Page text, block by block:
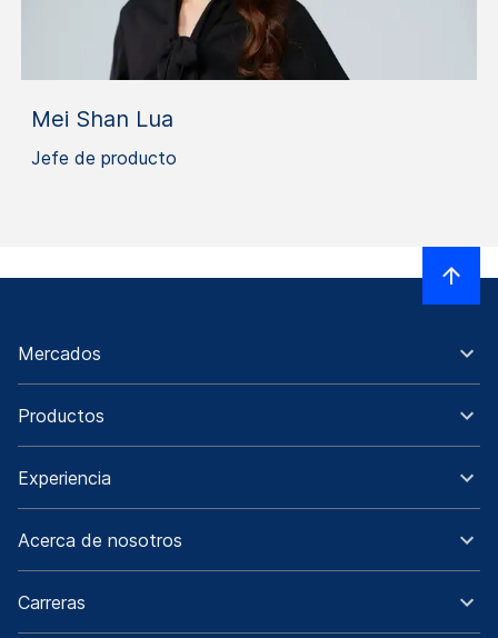
Mei Shan Lua
Jefe de producto
Mercados
Productos
Experiencia
Acerca de nosotros
Carreras